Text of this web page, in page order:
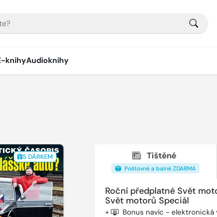
knihyAudioknihy
S DÁRKEM Tištěné
Poštovné a balné ZDARMA
Roční předplatné Svět
Svět motorů Speciál
+ Bonus navíc - elektronická